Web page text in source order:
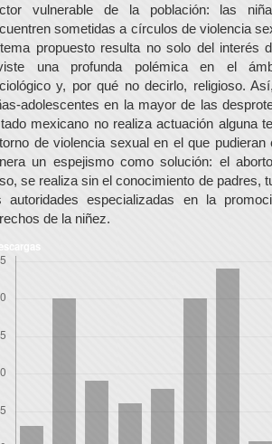
vulnerable de la población: las
sometidas a círculos de violencia
propuesto resulta no solo del interés
una profunda polémica en el
y, por qué no decirlo, religioso.
adolescentes en la mayor de las
mexicano no realiza actuación alguna
de violencia sexual en el que
un espejismo como solución: el
se realiza sin el conocimiento de padres,
autoridades especializadas en la
de la niñez.